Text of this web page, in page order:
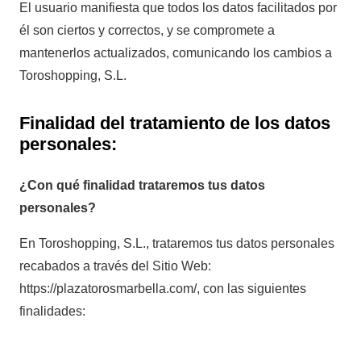
El usuario manifiesta que todos los datos facilitados por
él son ciertos y correctos, y se compromete a
mantenerlos actualizados, comunicando los cambios a
Toroshopping, S.L.
Finalidad del tratamiento de los datos
personales:
¿Con qué finalidad trataremos tus datos
personales?
En Toroshopping, S.L., trataremos tus datos personales
recabados a través del Sitio Web:
https://plazatorosmarbella.com/, con las siguientes
finalidades: